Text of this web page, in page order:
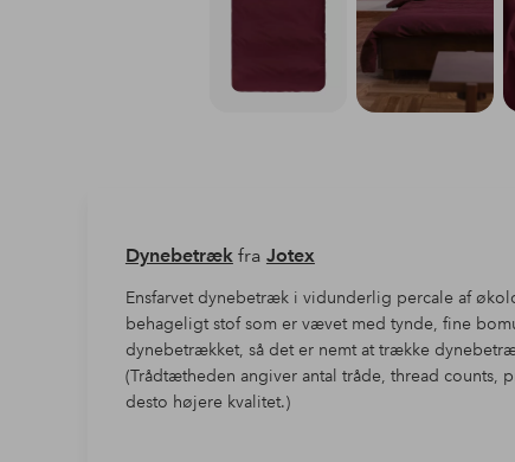
Dynebetrækfra Jotex
Ensfarvet dynebetræk i vidunderlig percale af
behageligt stof som er vævet med tynde, fine
dynebetrækket, så det er nemt at trække
(Trådtætheden angiver antal tråde, thread counts,
desto højere kvalitet.)